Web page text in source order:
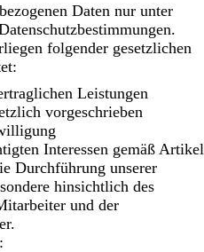
Daten nur unter
folgender gesetzlichen
Leistungen
vorgeschrieben
Interessen gemäß Artikel
Durchführung unserer
hinsichtlich des
und der